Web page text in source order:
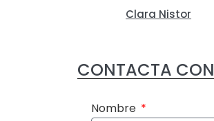
Clara Nistor
CONTACTA
Nombre